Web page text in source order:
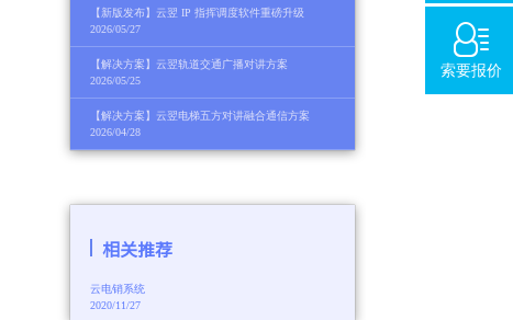
【新版发布】云翌 IP 指挥调度软件重磅升级
2026/05/27
【解决方案】云翌轨道交通广播对讲方案
2026/05/25
【解决方案】云翌电梯五方对讲融合通信方案
2026/04/28
相关推荐
云电销系统
2020/11/27
索要报价